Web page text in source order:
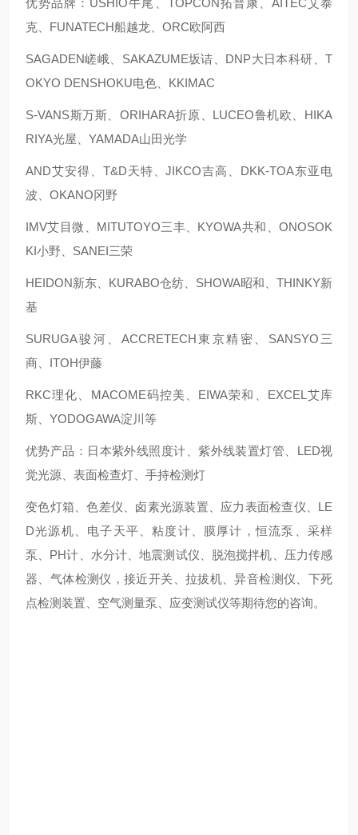
优势品牌：USHIO牛尾、TOPCON拓普康、AITEC艾泰
克、FUNATECH船越龙、ORC欧阿西
SAGADEN嵯峨、SAKAZUME坂诘、DNP大日本科研、T
OKYO DENSHOKU电色、KKIMAC
S-VANS斯万斯、ORIHARA折原、LUCEO鲁机欧、HIKA
RIYA光屋、YAMADA山田光学
AND艾安得、T&D天特、JIKCO吉高、DKK-TOA东亚电
波、OKANO冈野
IMV艾目微、MITUTOYO三丰、KYOWA共和、ONOSOK
KI小野、SANEI三荣
HEIDON新东、KURABO仓纺、SHOWA昭和、THINKY新
基
SURUGA骏河、ACCRETECH東京精密、SANSYO三
商、ITOH伊藤
RKC理化、MACOME码控美、EIWA荣和、EXCEL艾库
斯、YODOGAWA淀川等
优势产品：日本紫外线照度计、紫外线装置灯管、LED视
觉光源、表面检查灯、手持检测灯
变色灯箱、色差仪、卤素光源装置、应力表面检查仪、LE
D光源机、电子天平、粘度计、膜厚计，恒流泵、采样
泵、PH计、水分计、地震测试仪、脱泡搅拌机、压力传感
器、气体检测仪，接近开关、拉拔机、异音检测仪、下死
点检测装置、空气测量泵、应变测试仪等期待您的咨询。